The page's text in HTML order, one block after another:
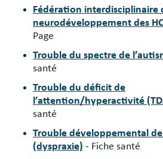
Fédération interdisciplinaire
neurodéveloppement des
Page
Trouble du spectre de
santé
Trouble du déficit de
l’attention/hyperactivité
santé
Trouble développemental
(dyspraxie) - Fiche santé